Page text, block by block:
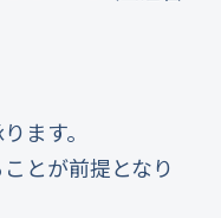
ます。
とが前提となり